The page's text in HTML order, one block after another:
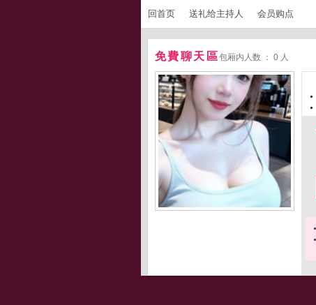
回首页 送礼给主持人 会员购点
免費聊天區包厢内人数 ： 0 人